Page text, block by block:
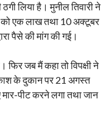
लिया है। मुनील तिवारी ने
को एक लाख तथा 10 अक्टूबर
पैसे की मांग की गई।
जब मैं कहा तो विपक्षी ने
के दुकान पर 21 अगस्त
मार-पीट करने लगा तथा जान